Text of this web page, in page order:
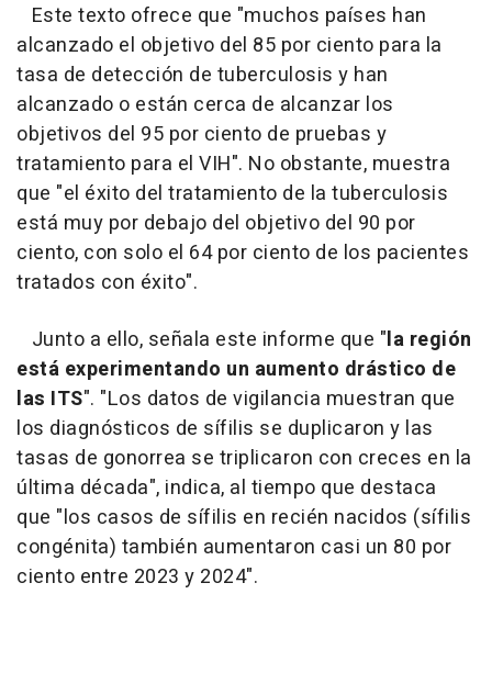
Este texto ofrece que "muchos países han
alcanzado el objetivo del 85 por ciento para la
tasa de detección de tuberculosis y han
alcanzado o están cerca de alcanzar los
objetivos del 95 por ciento de pruebas y
tratamiento para el VIH". No obstante, muestra
que "el éxito del tratamiento de la tuberculosis
está muy por debajo del objetivo del 90 por
ciento, con solo el 64 por ciento de los pacientes
tratados con éxito".
Junto a ello, señala este informe que "la región
está experimentando un aumento drástico de
las ITS". "Los datos de vigilancia muestran que
los diagnósticos de sífilis se duplicaron y las
tasas de gonorrea se triplicaron con creces en la
última década", indica, al tiempo que destaca
que "los casos de sífilis en recién nacidos (sífilis
congénita) también aumentaron casi un 80 por
ciento entre 2023 y 2024".